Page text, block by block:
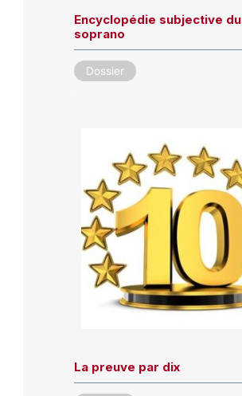
Encyclopédie subjective du
soprano
Dossier
La preuve par dix